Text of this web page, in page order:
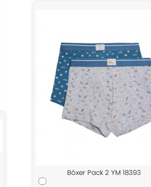
Bóxer Pack 2 YM 18393